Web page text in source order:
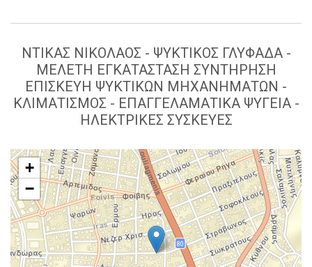
ΝΤΙΚΑΣ ΝΙΚΟΛΑΟΣ - ΨΥΚΤΙΚΟΣ ΓΛΥΦΑΔΑ -
ΜΕΛΕΤΗ ΕΓΚΑΤΑΣΤΑΣΗ ΣΥΝΤΗΡΗΣΗ
ΕΠΙΣΚΕΥΗ ΨΥΚΤΙΚΩΝ ΜΗΧΑΝΗΜΑΤΩΝ -
ΚΛΙΜΑΤΙΣΜΟΣ - ΕΠΑΓΓΕΛΑΜΑΤΙΚΑ ΨΥΓΕΙΑ -
ΗΛΕΚΤΡΙΚΕΣ ΣΥΣΚΕΥΕΣ
+
−